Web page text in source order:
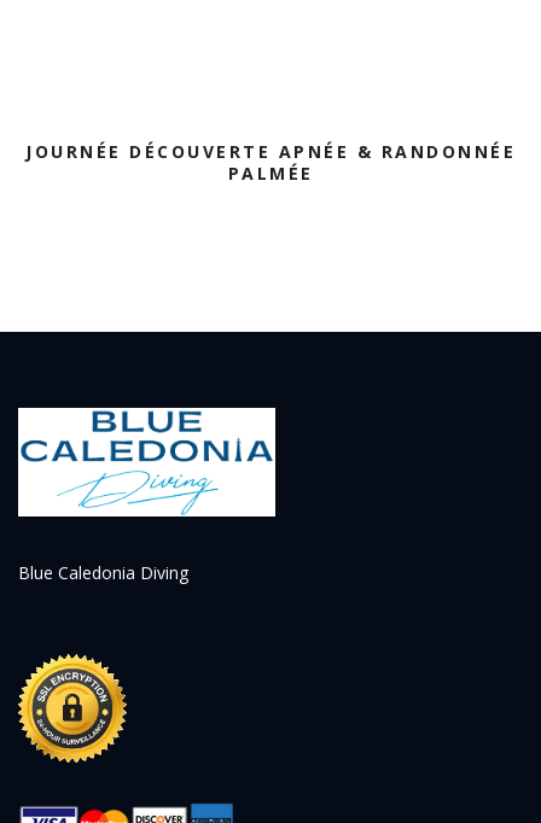
JOURNÉE DÉCOUVERTE APNÉE & RANDONNÉE
PALMÉE
Blue Caledonia Diving